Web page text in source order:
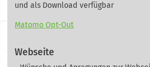
und als Download verfügbar
Matomo Opt-Out
Webseite